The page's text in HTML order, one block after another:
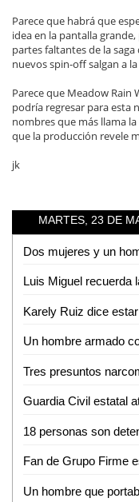
Parece que habrá que
idea en la pantalla
partes faltantes de la
nuevos spin-off salgan a
Parece que Meadow Rain
podría regresar para esta
nombres que más llama
que la producción revele
jk
MARTES, 23 DE